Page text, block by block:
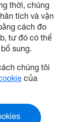
thời, chúng
tích và vận
cách đo
tư đó có thể
sung.
chúng tôi
của